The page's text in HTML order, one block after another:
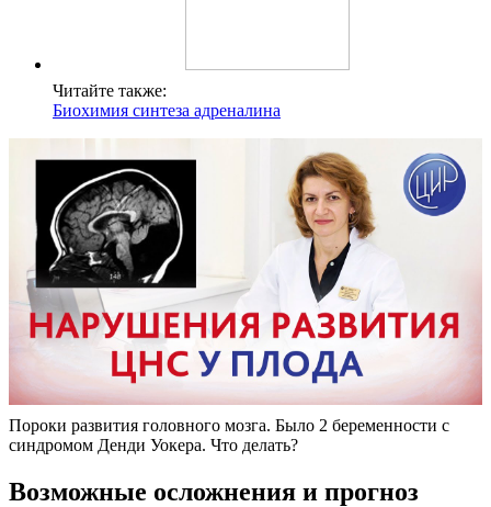
Читайте также:
Биохимия синтеза адреналина
Пороки развития головного мозга. Было 2 беременности с
синдромом Денди Уокера. Что делать?
Возможные осложнения и прогноз